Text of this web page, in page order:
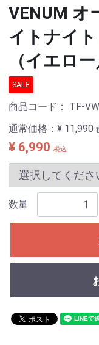
VENUM オ
イトナイ
（イエロー
SALE
商品コード： TF-
通常価格：¥ 11,990
¥ 6,990 税込
数量